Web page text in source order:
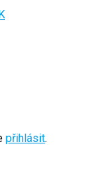
přihlásit.